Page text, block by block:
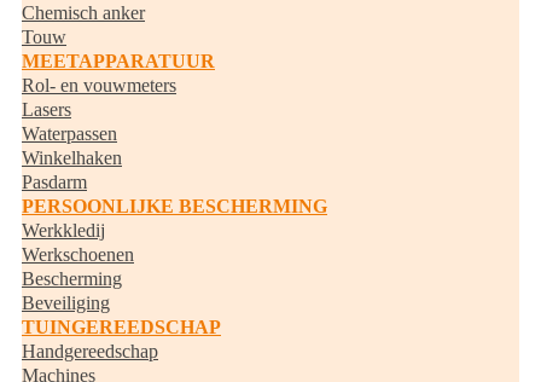
Chemisch anker
Touw
MEETAPPARATUUR
Rol- en vouwmeters
Lasers
Waterpassen
Winkelhaken
Pasdarm
PERSOONLIJKE BESCHERMING
Werkkledij
Werkschoenen
Bescherming
Beveiliging
TUINGEREEDSCHAP
Handgereedschap
Machines